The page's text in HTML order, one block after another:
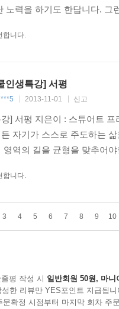
노력을 하기도 한답니다.
합니다.
인생특강] 서평
2013-11-01 신고
] 서평 지은이 : 스튜어트
자기가 스스로 주도하는
영역의 길을 균형을 맞추어
합니다.
3 4 5 6 7 8 9 10
평 작성 시 일반회원 50원, 마니
한 리뷰만 YES포인트 지급됩니
문확정 시점부터 마지막 회차 주